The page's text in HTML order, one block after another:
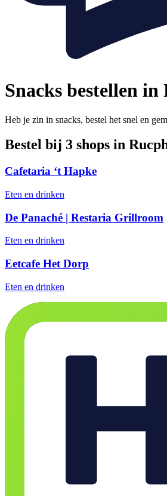
Snacks bestellen in
Heb je zin in snacks, bestel het snel en
Bestel bij 3 shops in
Cafetaria ‘t Hapke
Eten en drinken
De Panaché | Restaria Grillroom
Eten en drinken
Eetcafe Het Dorp
Eten en drinken